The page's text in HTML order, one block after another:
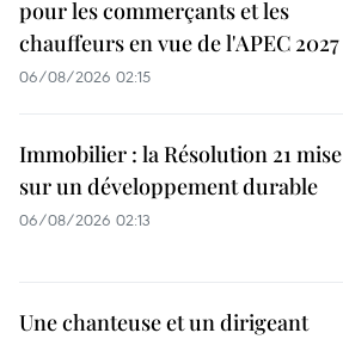
pour les commerçants et les
chauffeurs en vue de l'APEC 2027
06/08/2026 02:15
Immobilier : la Résolution 21 mise
sur un développement durable
06/08/2026 02:13
Une chanteuse et un dirigeant